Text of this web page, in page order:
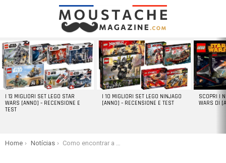
LATEST
STORIES
I 13 MIGLIORI SET LEGO STAR
WARS [ANNO] – RECENSIONE E
TEST
I 10 MIGLIORI SET LEGO NINJAGO
[ANNO] – RECENSIONE E TEST
SCOPRI I
WARS DI
You are here:
Home Notícias Como encontrar a melhor câmera para crianças?